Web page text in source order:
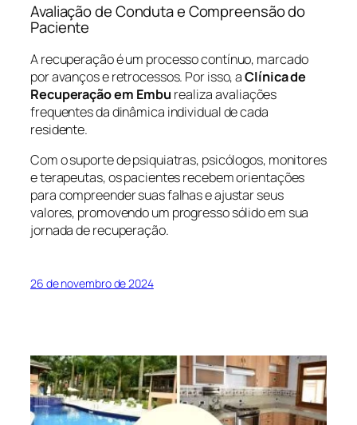
Avaliação de Conduta e Compreensão do
Paciente
A recuperação é um processo contínuo, marcado
por avanços e retrocessos. Por isso, aClínica de
Recuperação em Embu realiza avaliações
frequentes da dinâmica individual de cada
residente.
Com o suporte de psiquiatras, psicólogos, monitores
e terapeutas, os pacientes recebem orientações
para compreender suas falhas e ajustar seus
valores, promovendo um progresso sólido em sua
jornada de recuperação.
26 de novembro de 2024